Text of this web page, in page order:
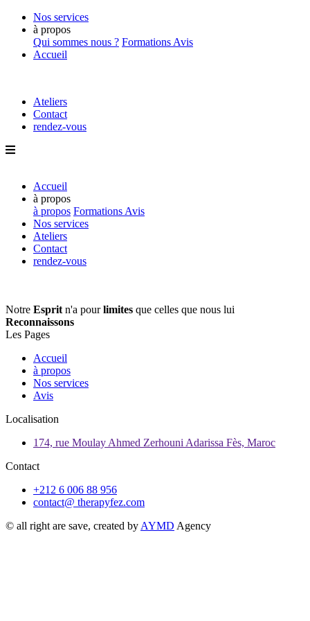
Nos services
à propos
Qui sommes nous ? Formations Avis
Accueil
Ateliers
Contact
rendez-vous
Accueil
à propos
à propos Formations Avis
Nos services
Ateliers
Contact
rendez-vous
Notre Esprit n'a pourlimites que celles que nous lui
Reconnaissons
Les Pages
Accueil
à propos
Nos services
Avis
Localisation
174, rue Moulay Ahmed Zerhouni Adarissa Fès, Maroc
Contact
+212 6 006 88 956
contact@ therapyfez.com
© all right are save, created by AYMD Agency